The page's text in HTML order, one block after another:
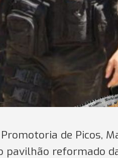
de Picos,
pavilhão reformado